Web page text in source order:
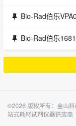
Bio-Rad伯乐
Bio-Rad伯乐
©2026 版权所有：金山
站式耗材试剂仪器供应商